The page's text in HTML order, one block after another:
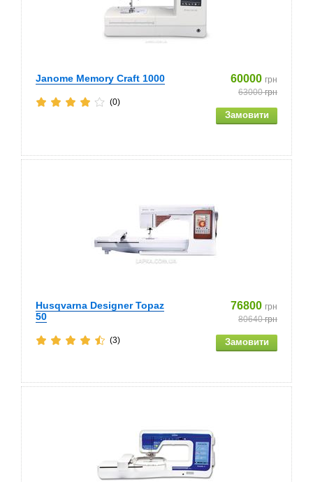
Janome Memory Craft 1000 60000 грн
63000грн
(0)
Husqvarna Designer Topaz
50
76800 грн
80640грн
(3)